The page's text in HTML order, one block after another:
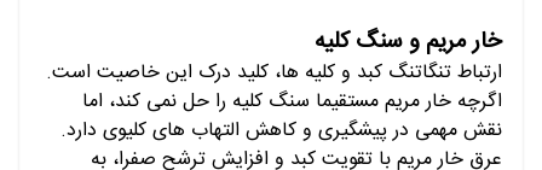
خار مریم و سنگ کلیه
ارتباط تنگاتنگ کبد و کلیه ها، کلید درک این خاصیت است.
اگرچه خار مریم مستقیما سنگ کلیه را حل نمی کند، اما
نقش مهمی در پیشگیری و کاهش التهاب های کلیوی دارد.
عرق خار مریم با تقویت کبد و افزایش ترشح صفرا، به